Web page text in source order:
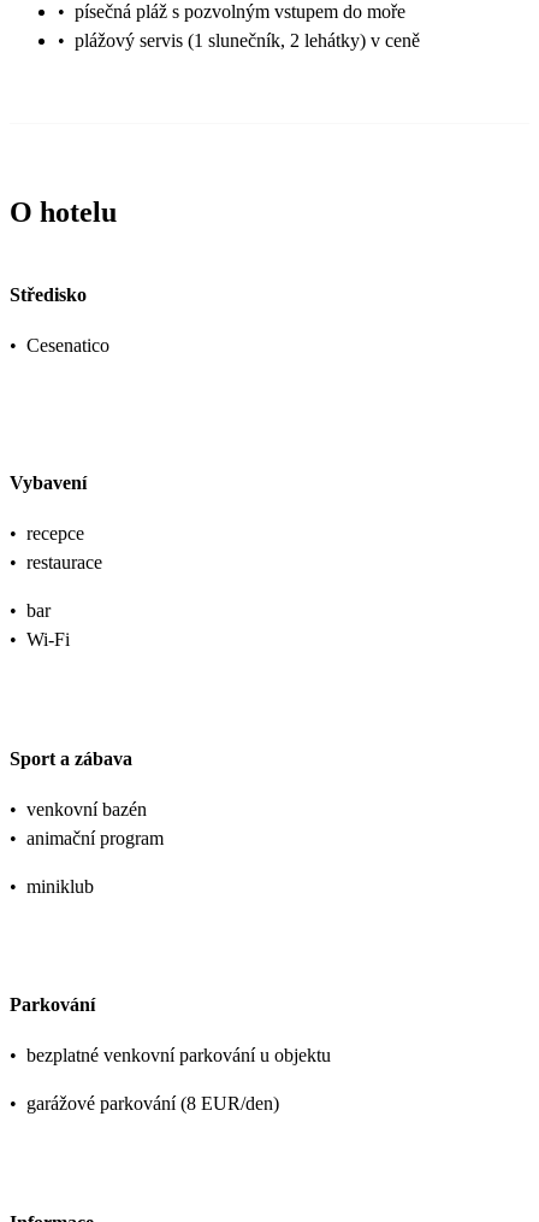
• písečná pláž s pozvolným vstupem do moře
• plážový servis (1 slunečník, 2 lehátky) v ceně
O hotelu
Středisko
• Cesenatico
Vybavení
• recepce
• restaurace
• bar
• Wi-Fi
Sport a zábava
• venkovní bazén
• animační program
• miniklub
Parkování
• bezplatné venkovní parkování u objektu
• garážové parkování (8 EUR/den)